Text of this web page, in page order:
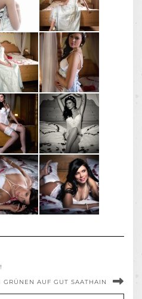
GRÜNEN AUF GUT SAATHAIN